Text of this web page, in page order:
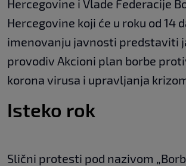
Hercegovine i Vlade Federacije
Hercegovine koji će u roku od 14
imenovanju javnosti predstaviti
provodiv Akcioni plan borbe
korona virusa i upravljanja
Isteko rok
Slični protesti pod nazivom